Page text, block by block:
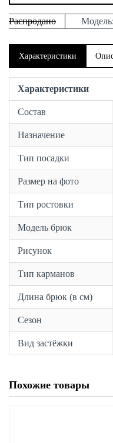
Распродано Модель:
Характеристики
Характеристики
Состав
Назначение
Тип посадки
Размер на фото
Тип ростовки
Модель брюк
Рисунок
Тип карманов
Длина брюк (в см)
Сезон
Вид застёжки
Похожие товары